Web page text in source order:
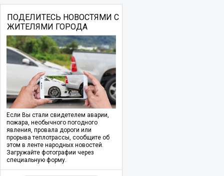
ПОДЕЛИТЕСЬ НОВОСТЯМИ С
ЖИТЕЛЯМИ ГОРОДА
Если Вы стали свидетелем аварии,
пожара, необычного погодного
явления, провала дороги или
прорыва теплотрассы, сообщите об
этом в ленте народных новостей.
Загружайте фотографии через
специальную форму.